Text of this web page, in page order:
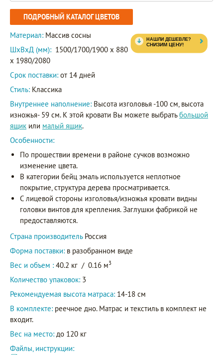
ПОДРОБНЫЙ КАТАЛОГ ЦВЕТОВ
Материал: Массив сосны
ШxВxД (мм): 1500/1700/1900 x 880
x 1980/2080
Срок поставки: от 14 дней
Стиль: Классика
Внутреннее наполнение: Высота изголовья -100 см, высота
изножья- 59 см. К этой кровати Вы можете выбратьбольшой
ящик или малый ящик.
Особенности:
По прошествии времени в районе сучков возможно
изменение цвета.
В категории бейц эмаль используется неплотное
покрытие, структура дерева просматривается.
С лицевой стороны изголовья/изножья кровати видны
головки винтов для крепления. Заглушки фабрикой не
предоставляются.
Страна производитель Россия
Форма поставки: в разобранном виде
Вес и объем : 40.2 кг / 0.16 м3
Количество упаковок: 3
Рекомендуемая высота матраса: 14-18 см
В комплекте: реечное дно. Матрас и текстиль в комплект не
входит.
Вес на место: до 120 кг
Файлы, инструкции: